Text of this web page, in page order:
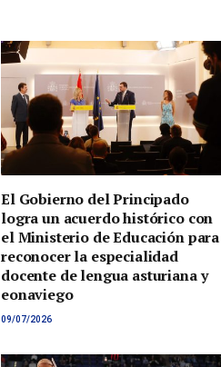
El Gobierno del Principado
logra un acuerdo histórico con
el Ministerio de Educación para
reconocer la especialidad
docente de lengua asturiana y
eonaviego
09/07/2026